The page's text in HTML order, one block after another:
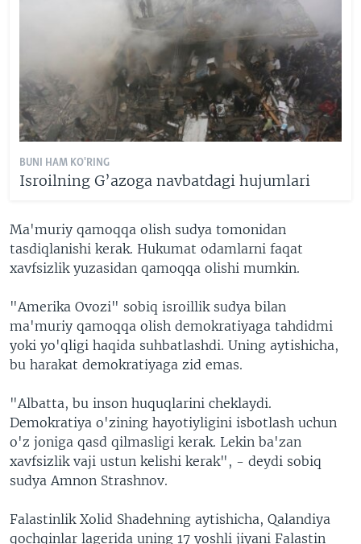
BUNI HAM KO'RING
Isroilning G’azoga navbatdagi hujumlari
Ma'muriy qamoqqa olish sudya tomonidan
tasdiqlanishi kerak. Hukumat odamlarni faqat
xavfsizlik yuzasidan qamoqqa olishi mumkin.
"Amerika Ovozi" sobiq isroillik sudya bilan
ma'muriy qamoqqa olish demokratiyaga tahdidmi
yoki yo'qligi haqida suhbatlashdi. Uning aytishicha,
bu harakat demokratiyaga zid emas.
"Albatta, bu inson huquqlarini cheklaydi.
Demokratiya o'zining hayotiyligini isbotlash uchun
o'z joniga qasd qilmasligi kerak. Lekin ba'zan
xavfsizlik vaji ustun kelishi kerak", - deydi sobiq
sudya Amnon Strashnov.
Falastinlik Xolid Shadehning aytishicha, Qalandiya
qochqinlar lagerida uning 17 yoshli jiyani Falastin